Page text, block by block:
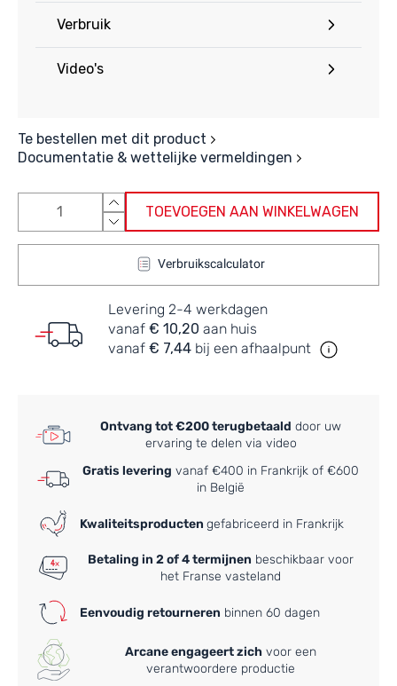
Verbruik
Video's
Te bestellen met dit product
Documentatie & wettelijke vermeldingen
TOEVOEGEN AAN WINKELWAGEN
Verbruikscalculator
Levering 2-4 werkdagen
vanaf € 10,20 aan huis
vanaf € 7,44 bij een afhaalpunt
Ontvang tot €200 terugbetaald door uw
ervaring te delen via video
Gratis levering vanaf €400 in Frankrijk of €600
in België
Kwaliteitsproducten gefabriceerd in Frankrijk
Betaling in 2 of 4 termijnen beschikbaar voor
het Franse vasteland
Eenvoudig retourneren binnen 60 dagen
Arcane engageert zich voor een
verantwoordere productie